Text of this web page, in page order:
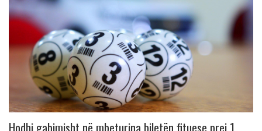
Hodhi gabimisht në mbeturina biletën fituese prej 1